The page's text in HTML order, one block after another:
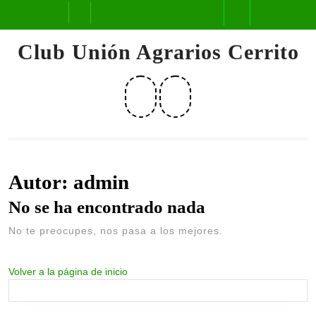
Botón
de
apertura
Club Unión Agrarios Cerrito
Facebook
Autor: admin
No se ha encontrado nada
No te preocupes, nos pasa a los mejores.
Volver a la página de inicioVolver
la